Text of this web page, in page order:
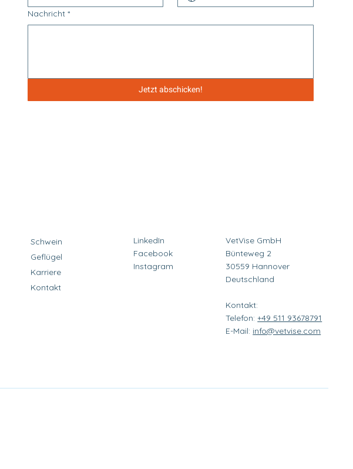
Nachricht *
Jetzt abschicken!
Schwein
Geflügel
Karriere
Kontakt
LinkedIn
Facebook
Instagram
VetVise GmbH
Bünteweg 2
30559 Hannover
Deutschland
Kontakt:
Telefon:+49 511 93678791
E-Mail: info@vetvise.com